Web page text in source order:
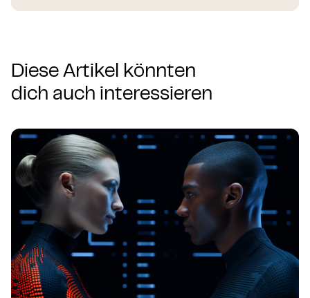
Diese Artikel könnten
dich auch interessieren